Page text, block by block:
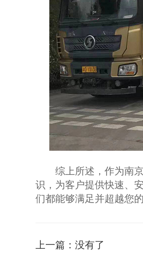
综上所述，作为南京
识，为客户提供快速、
们都能够满足并超越您
上一篇： 没有了